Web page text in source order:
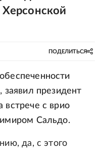
Херсонской
ПОДЕЛИТЬСЯ
заявил президент
встрече с врио
Сальдо.
да, с этого